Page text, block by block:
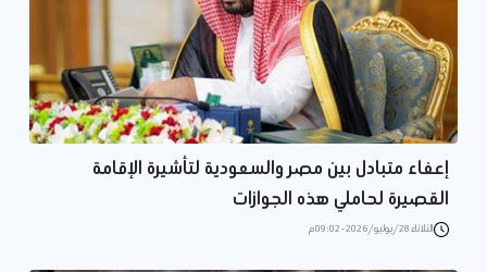
إعفاء متبادل بين مصر والسعودية لتأشيرة الإقامة
القصيرة لحاملي هذه الجوازات
الثلاثاء 28/يوليو/2026 - 09:02 م